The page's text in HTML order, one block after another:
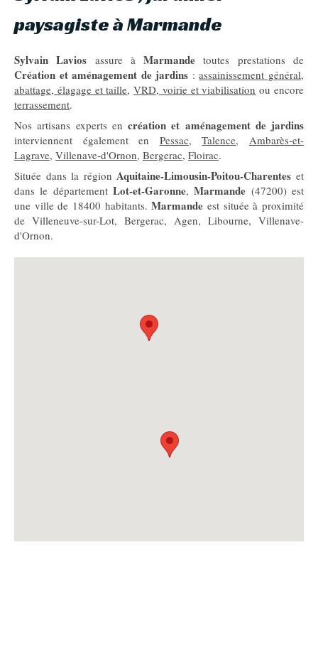
paysagiste à Marmande
Sylvain Lavios assure àMarmande toutes prestations de
Création et aménagement de jardins :assainissement général,
abattage, élagage et taille,VRD, voirie et viabilisation ou encore
terrassement.
Nos artisans experts en création et aménagement de jardins
interviennent également en Pessac,Talence,Ambarès-et-
Lagrave, Villenave-d'Ornon, Bergerac, Floirac.
Située dans la régionAquitaine-Limousin-Poitou-Charentes et
dans le département Lot-et-Garonne,Marmande (47200) est
une ville de 18400 habitants.Marmande est située à proximité
de Villeneuve-sur-Lot, Bergerac, Agen, Libourne, Villenave-
d'Ornon.